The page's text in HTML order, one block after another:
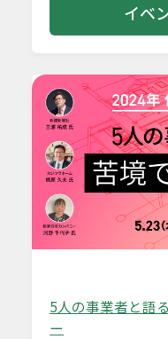
イベ
5人の事業者と語
ー